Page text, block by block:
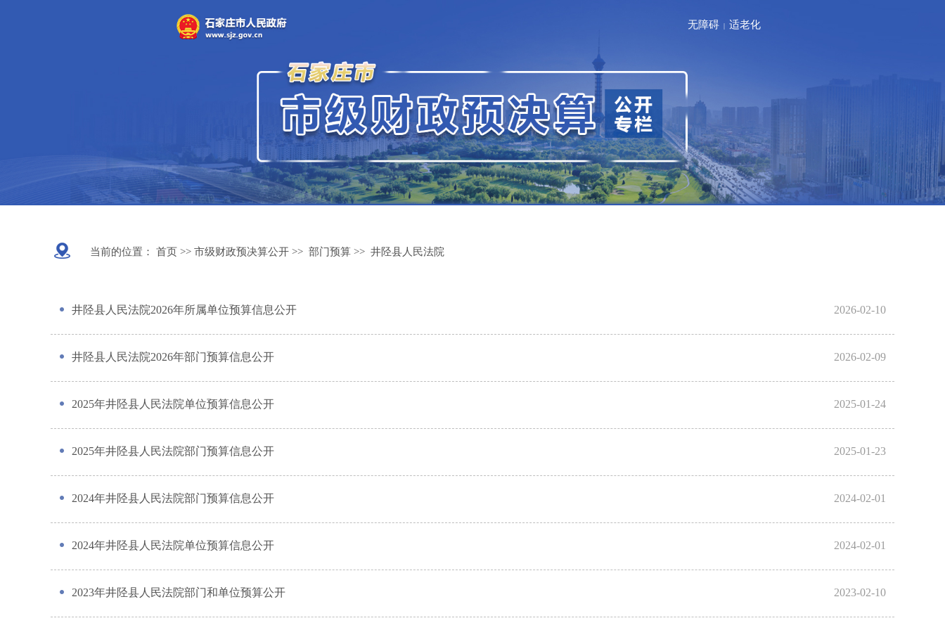
无障碍| 适老化
当前的位置： 首页 >> 市级财政预决算公开 >> 部门预算 >> 井陉县人民法院
井陉县人民法院2026年所属单位预算信息公开 2026-02-10
井陉县人民法院2026年部门预算信息公开 2026-02-09
2025年井陉县人民法院单位预算信息公开 2025-01-24
2025年井陉县人民法院部门预算信息公开 2025-01-23
2024年井陉县人民法院部门预算信息公开 2024-02-01
2024年井陉县人民法院单位预算信息公开 2024-02-01
2023年井陉县人民法院部门和单位预算公开 2023-02-10